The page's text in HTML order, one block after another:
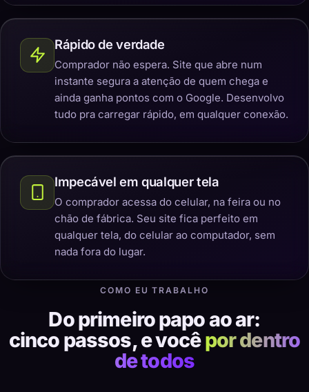
Rápido de verdade
Comprador não espera. Site que abre num
instante segura a atenção de quem chega e
ainda ganha pontos com o Google. Desenvolvo
tudo pra carregar rápido, em qualquer conexão.
Impecável em qualquer tela
O comprador acessa do celular, na feira ou no
chão de fábrica. Seu site fica perfeito em
qualquer tela, do celular ao computador, sem
nada fora do lugar.
COMO EU TRABALHO
Do primeiro papo ao ar:
cinco passos, e vocêpor dentro
de todos